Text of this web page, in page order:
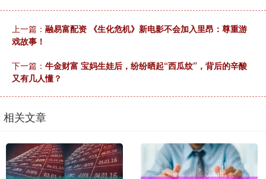
上一篇： 融易富配资 《生化危机》新电影不会加入里昂：尊重游
戏故事！
下一篇： 牛金财富 宝妈生娃后，纷纷晒起“西瓜纹”，背后的辛酸
又有几人懂？
相关文章